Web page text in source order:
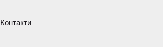
Контакти